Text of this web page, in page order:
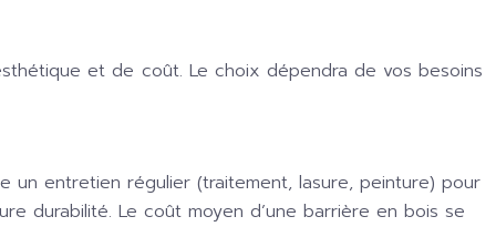
et de coût. Le choix dépendra de vos besoins
un entretien régulier (traitement, lasure, peinture) pour
durabilité. Le coût moyen d’une barrière en bois se